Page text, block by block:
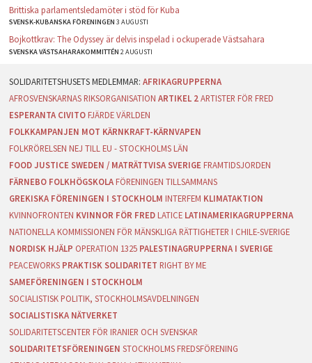
Brittiska parlamentsledamöter i stöd för Kuba
SVENSK-KUBANSKA FÖRENINGEN3 AUGUSTI
Bojkottkrav: The Odyssey är delvis inspelad i ockuperade Västsahara
SVENSKA VÄSTSAHARAKOMMITTÉN2 AUGUSTI
AFRIKAGRUPPERNA
AFROSVENSKARNAS RIKSORGANISATION ARTIKEL 2 ARTISTER FÖR FRED
ESPERANTA CIVITO FJÄRDE VÄRLDEN
FOLKKAMPANJEN MOT KÄRNKRAFT-KÄRNVAPEN
FOLKRÖRELSEN NEJ TILL EU - STOCKHOLMS LÄN
FOOD JUSTICE SWEDEN / MATRÄTTVISA SVERIGE FRAMTIDSJORDEN
FÄRNEBO FOLKHÖGSKOLA FÖRENINGEN TILLSAMMANS
GREKISKA FÖRENINGEN I STOCKHOLM INTERFEM KLIMATAKTION
KVINNOFRONTEN KVINNOR FÖR FRED LATICE LATINAMERIKAGRUPPERNA
NATIONELLA KOMMISSIONEN FÖR MÄNSKLIGA RÄTTIGHETER I CHILE-SVERIGE
NORDISK HJÄLP OPERATION 1325 PALESTINAGRUPPERNA I SVERIGE
PEACEWORKS PRAKTISK SOLIDARITET RIGHT BY ME
SAMEFÖRENINGEN I STOCKHOLM
SOCIALISTISK POLITIK, STOCKHOLMSAVDELNINGEN
SOCIALISTISKA NÄTVERKET
SOLIDARITETSCENTER FÖR IRANIER OCH SVENSKAR
SOLIDARITETSFÖRENINGEN STOCKHOLMS FREDSFÖRENING